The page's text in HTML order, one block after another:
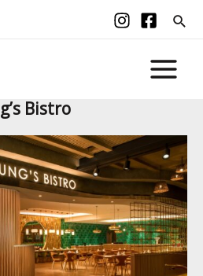
Bistro